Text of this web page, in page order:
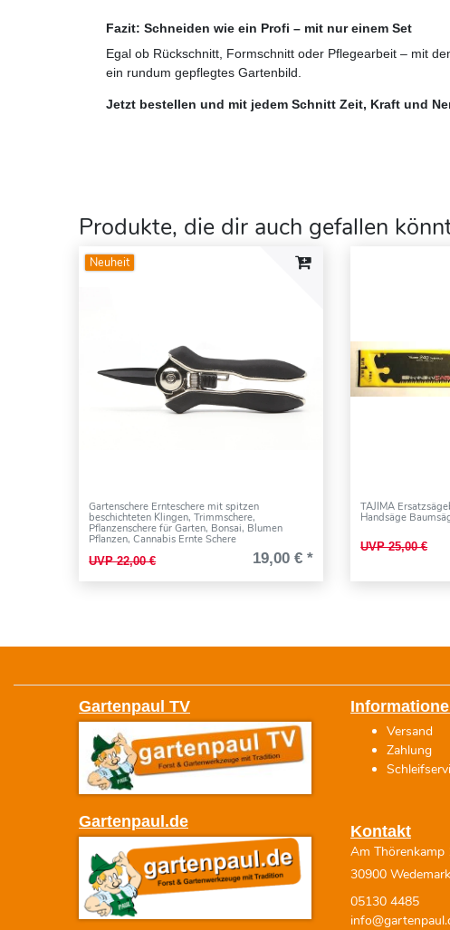
Fazit: Schneiden wie ein Profi – mit nur einem Set
Egal ob Rückschnitt, Formschnitt oder Pflegearbeit – mit
ein rundum gepflegtes Gartenbild.
Jetzt bestellen und mit jedem Schnitt Zeit, Kraft und
Produkte, die dir auch gefallen
Neuheit
Gartenschere Ernteschere mit spitzen
beschichteten Klingen, Trimmschere,
Pflanzenschere für Garten, Bonsai, Blumen
Pflanzen, Cannabis Ernte Schere
UVP 22,00 € 19,00 € *
TAJIMA
Handsäge
UVP 25,00 €
Gartenpaul TV
Gartenpaul.de
Versand
Zahlung
Kontakt
Am Thörenkamp
30900 Wedemark
05130 4485